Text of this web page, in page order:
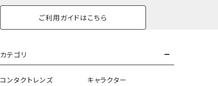
キーホルダー
ご利用ガイドはこちら
カテゴリ
コンタクトレンズ キャラクター